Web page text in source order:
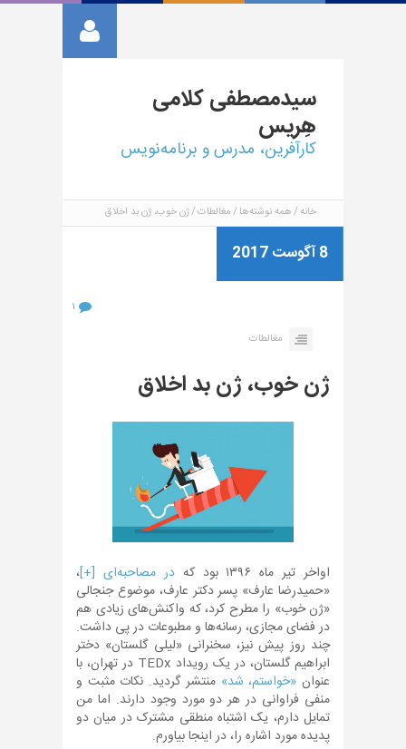
سیدمصطفیکلامی
هِریس
کارآفرین، مدرس و برنامه‌نویس
خانه همه نوشته‌ها مغالطات ژن خوب، ژن بد اخلاق
8 آگوست 2017
۱
مغالطات
ژن خوب، ژن بد اخلاق
اواخر تیر ماه ۱۳۹۶ بود که در مصاحبه‌ای [+]،
«حمیدرضا عارف» پسر دکتر عارف، موضوع جنجالی
«ژن خوب» را مطرح کرد، که واکنش‌های زیادی هم
در فضای مجازی، رسانه‌ها و مطبوعات در پی داشت.
چند روز پیش نیز، سخنرانی «لیلی گلستان» دختر
ابراهیم گلستان، در یک رویداد TEDx در تهران، با
عنوان «خواستم، شد» منتشر گردید. نکات مثبت و
منفی فراوانی در هر دو مورد وجود دارند. اما من
تمایل دارم، یک اشتباه منطقی مشترک در میان دو
پدیده مورد اشاره را، در اینجا بیاورم.